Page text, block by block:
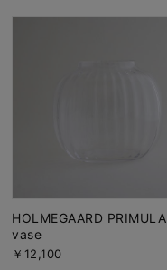
HOLMEGAARD PRIMULA
vase
￥12,100